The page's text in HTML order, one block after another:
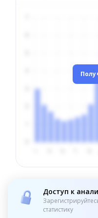
Доступ к
статистику